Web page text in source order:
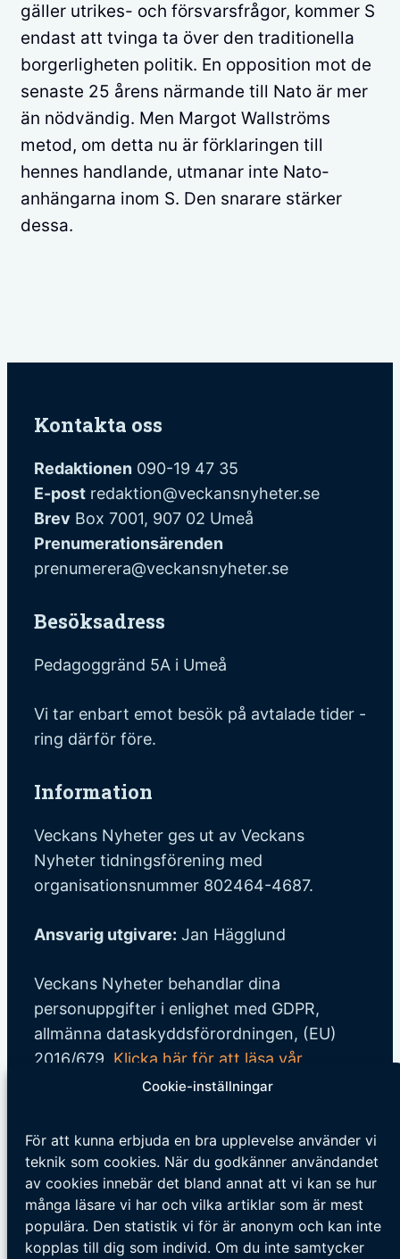
Cookie-inställningar
För att kunna erbjuda en bra upplevelse använder vi
teknik som cookies. När du godkänner användandet
av cookies innebär det bland annat att vi kan se hur
många läsare vi har och vilka artiklar som är mest
populära. Den statistik vi för är anonym och kan inte
kopplas till dig som individ. Om du inte samtycker
gäller utrikes- och försvarsfrågor, kommer S
endast att tvinga ta över den traditionella
borgerligheten politik. En opposition mot de
senaste 25 årens närmande till Nato är mer
än nödvändig. Men Margot Wallströms
metod, om detta nu är förklaringen till
hennes handlande, utmanar inte Nato-
anhängarna inom S. Den snarare stärker
dessa.
Kontakta oss
Redaktionen 090-19 47 35
E-post redaktion@veckansnyheter.se
Brev Box 7001, 907 02 Umeå
Prenumerationsärenden
prenumerera@veckansnyheter.se
Besöksadress
Pedagoggränd 5A i Umeå
Vi tar enbart emot besök på avtalade tider -
ring därför före.
Information
Veckans Nyheter ges ut av Veckans
Nyheter tidningsförening med
organisationsnummer 802464-4687.
Ansvarig utgivare: Jan Hägglund
Veckans Nyheter behandlar dina
personuppgifter i enlighet med GDPR,
allmänna dataskyddsförordningen, (EU)
2016/679. Klicka här för att läsa vår
integritetspolicy.Klicka här för att läsa våra
Tipsa oss
Vi tar tacksamt emot tips på nyheter och
händelser som vi borde skriva om. Skicka
ditt tips till följande adress: